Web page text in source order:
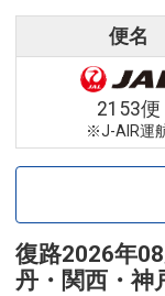
便名
2153便
※J-AIR運
復路2026年08
丹・関西・神